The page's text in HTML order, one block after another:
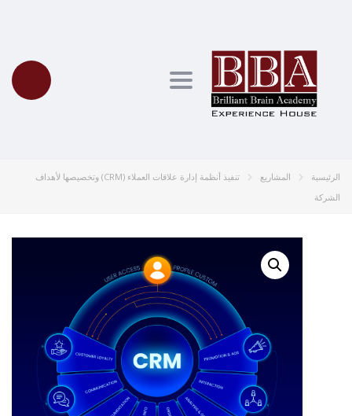
Toggle navigation
الرئيسية المشاريع
تنفيذ أنظمة إدارة علاقات العملاء (CRM) وتخصيصها لأهداف
الشركة